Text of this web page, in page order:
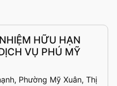
HỮU HẠN
VỤ PHÚ MỸ
Phường Mỹ Xuân, Thị